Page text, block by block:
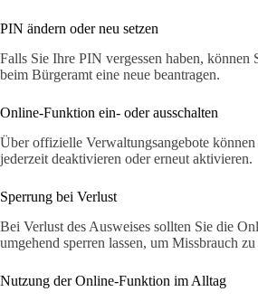
PIN ändern oder neu setzen
Falls Sie Ihre PIN vergessen haben, können
beim Bürgeramt eine neue beantragen.
Online-Funktion ein- oder ausschalten
Über offizielle Verwaltungsangebote
jederzeit deaktivieren oder erneut aktivieren.
Sperrung bei Verlust
Bei Verlust des Ausweises sollten Sie die
umgehend sperren lassen, um Missbrauch
Nutzung der Online-Funktion im Alltag